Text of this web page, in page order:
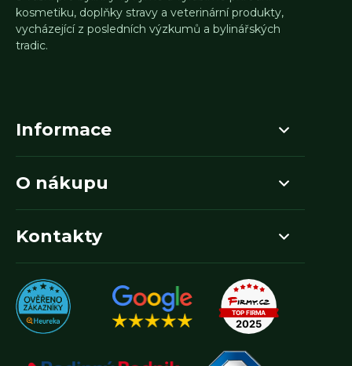
kosmetiku, doplňky stravy a veterinární produkty,
vycházející z posledních výzkumů a bylinářských
tradic.
Informace
O nákupu
Kontakty